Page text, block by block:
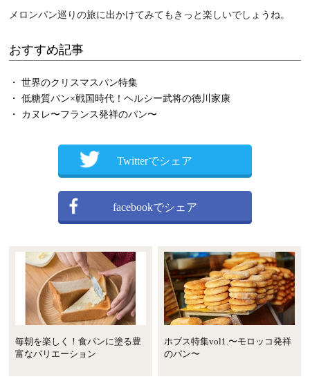
メロンパン巡りの旅に出かけてみてもきっと楽しいでしょうね。
おすすめ記事
・ 世界のクリスマスパン特集
・ 低糖質パン×戦国時代！ヘルシー武将の徳川家康
・ カヌレ〜フランス発祥のパン〜
Twitterでシェア
facebookでシェア
毎朝を楽しく！食パンに塗る豊
富なバリエーション
ホブス特集vol1.〜モロッコ発祥
のパン〜